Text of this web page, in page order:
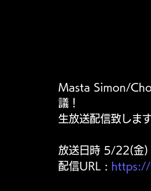
Masta Simon/
議！
生放送配信致します
放送日時 5/22(金)
配信URL :